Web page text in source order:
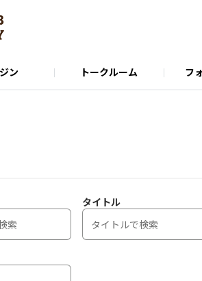
ン トークルーム フ
関するお問い合わせ
タイトル